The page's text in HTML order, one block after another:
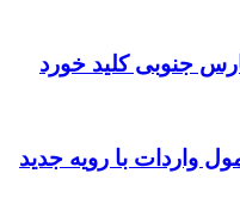
جنوبی کلید خورد
واردات با رویه جدید